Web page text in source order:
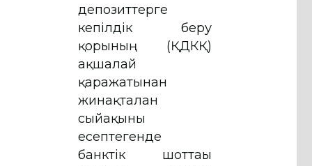
депозиттерге
кепілдік беру
қорының (ҚДКҚ)
ақшалай
қаражатынан
жинақталған
сыйақыны
есептегенде
банктік шоттағы